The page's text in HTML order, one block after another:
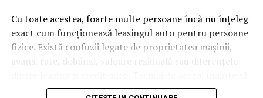
Și mai e ceva ce se uită ușor. Un webinar reușit atrage
linkuri aproape de la sine. Cineva îl menționează într-un
newsletter, altcineva îl citează într-un articol, un
partener îl trimite în comunitatea lui. Fiecare astfel de
tău, iar autoritatea e moneda forte în SEO.
Cu toate acestea, foarte multe persoane încă nu înțeleg
exact cum funcționează leasingul auto pentru persoane
fizice. Există confuzii legate de proprietatea mașinii,
avans, rate, dobânzi, valoare reziduală sau diferențele
semnezi orice contract, este important să înțelegi clar